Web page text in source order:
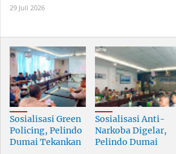
29 Juli 2026
Sosialisasi Green
Policing, Pelindo
Dumai Tekankan
Sosialisasi Anti-
Narkoba Digelar,
Pelindo Dumai